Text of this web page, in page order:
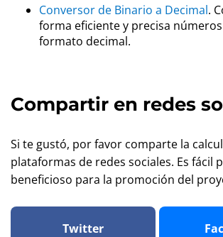
Conversor de Binario a Decimal.
forma eficiente y precisa
formato decimal.
Compartir en redes
Si te gustó, por favor comparte la
plataformas de redes sociales. Es fácil
beneficioso para la promoción del
Twitter